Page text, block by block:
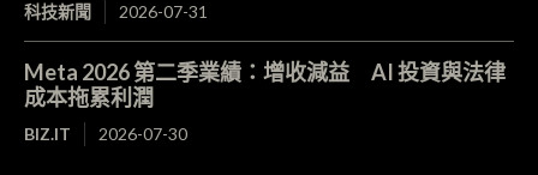
科技新聞 2026-07-31
Meta 2026 第二季業績：增收減益 AI 投資與法律
成本拖累利潤
BIZ.IT 2026-07-30